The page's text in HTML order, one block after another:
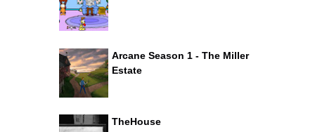
Arcane Season 1 - The Miller
Estate
TheHouse